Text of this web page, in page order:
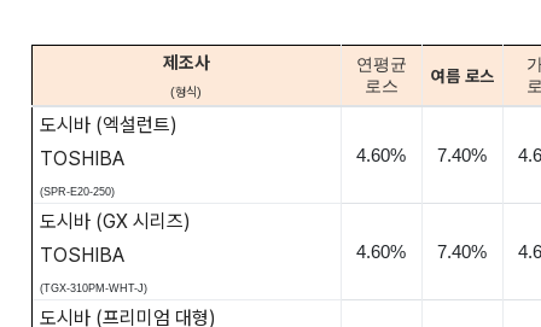
제조사
연평균
로스
여름 로스
(형식)
도시바 (엑설런트)
4.60% 7.40%
TOSHIBA
(SPR-E20-250)
도시바 (GX시리즈)
4.60% 7.40%
TOSHIBA
(TGX-310PM-WHT-J)
도시바 (프리미엄 대형)